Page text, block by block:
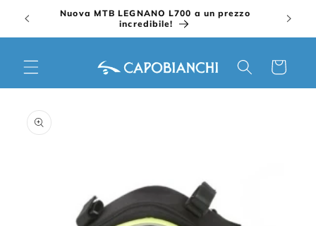
direttamenteNuova MTB LEGNANO L700 a un prezzo
incredibile!
Carrello
informazioni
sul prodotto